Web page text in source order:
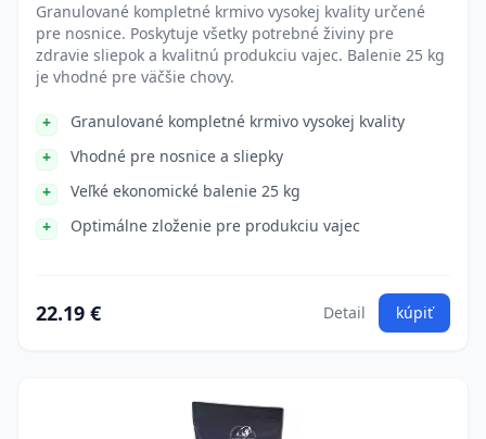
Granulované kompletné krmivo vysokej kvality určené
pre nosnice. Poskytuje všetky potrebné živiny pre
zdravie sliepok a kvalitnú produkciu vajec. Balenie 25 kg
je vhodné pre väčšie chovy.
Granulované kompletné krmivo vysokej kvality
Vhodné pre nosnice a sliepky
Veľké ekonomické balenie 25 kg
Optimálne zloženie pre produkciu vajec
22.19 € Detail kúpiť